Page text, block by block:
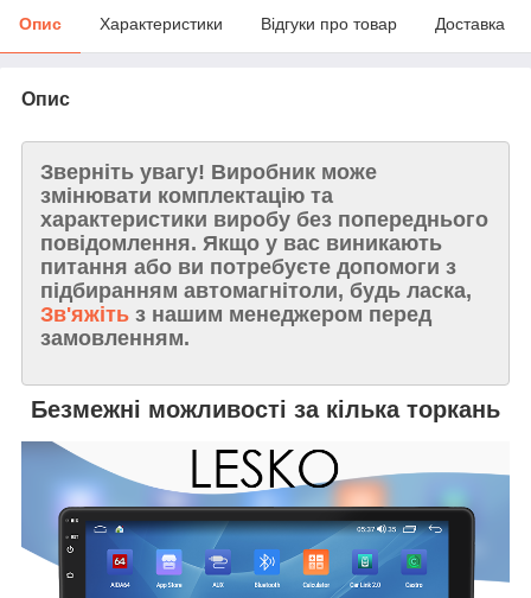
Опис Характеристики Відгуки про товар Доставка
Опис
Зверніть увагу! Виробник може
змінювати комплектацію та
характеристики виробу без попереднього
повідомлення. Якщо у вас виникають
питання або ви потребуєте допомоги з
підбиранням автомагнітоли, будь ласка,
Зв'яжіть з нашим менеджером перед
замовленням.
Безмежні можливості за кілька торкань